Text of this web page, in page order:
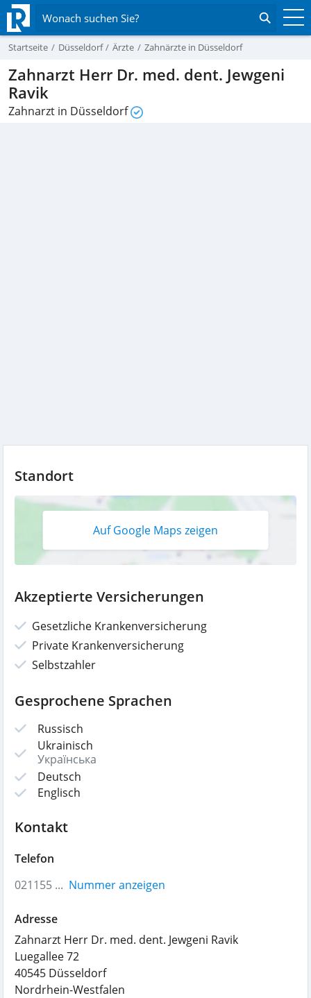
Wonach suchen Sie?
Startseite Düsseldorf Ärzte Zahnärzte in Düsseldorf
Zahnarzt Herr Dr. med. dent. Jewgeni
Ravik
Zahnarzt in Düsseldorf
Standort
Auf Google Maps zeigen
Akzeptierte Versicherungen
Gesetzliche Krankenversicherung
Private Krankenversicherung
Selbstzahler
Gesprochene Sprachen
Russisch
Ukrainisch
Українська
Deutsch
Englisch
Kontakt
Telefon
021155 ... Nummer anzeigen
Adresse
Zahnarzt Herr Dr. med. dent. Jewgeni Ravik
Luegallee 72
40545 Düsseldorf
Nordrhein-Westfalen